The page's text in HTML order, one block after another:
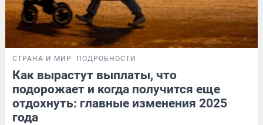
СТРАНА И МИР ПОДРОБНОСТИ
Как вырастут выплаты, что
подорожает и когда получится еще
отдохнуть: главные изменения 2025
года